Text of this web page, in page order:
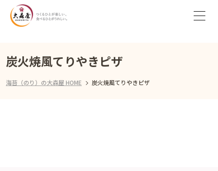
炭火焼風てりやきピザ
海苔（のり）の大森屋 HOME 炭火焼風てりやきピザ